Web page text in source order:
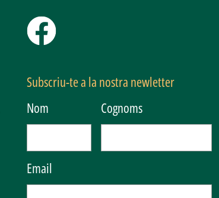
Subscriu-te a la nostra newletter
Nom
Cognoms
Email